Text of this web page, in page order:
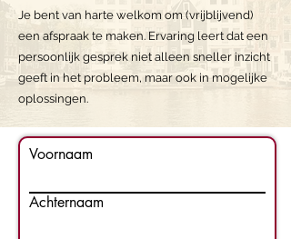
Je bent van harte welkom om (vrijblijvend)
een afspraak te maken. Ervaring leert dat een
persoonlijk gesprek niet alleen sneller inzicht
geeft in het probleem, maar ook in mogelijke
oplossingen.
Voornaam
Achternaam